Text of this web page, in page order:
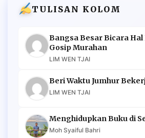
TULISAN KOLOM
Bangsa Besar Bicara Hal
Gosip Murahan
LIM WEN TJAI
Beri Waktu Jumhur
LIM WEN TJAI
Menghidupkan Buku di
Moh Syaiful Bahri